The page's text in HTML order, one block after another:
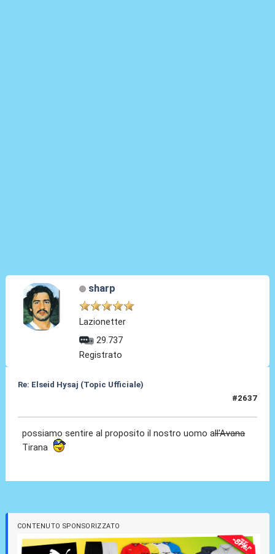
sharp
Lazionetter
29.737
Registrato
Re: Elseid Hysaj (Topic Ufficiale)
#2637
possiamo sentire al proposito il nostro uomo all'Avana
Tirana
CONTENUTO SPONSORIZZATO